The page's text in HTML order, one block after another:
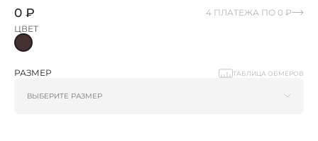
0 ₽
4 ПЛАТЕЖА ПО 0 ₽
ЦВЕТ
РАЗМЕР ТАБЛИЦА ОБМЕРОВ